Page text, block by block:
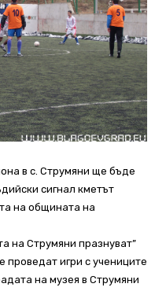
в с. Струмяни ще бъде
сигнал кметът
на общината на
на Струмяни празнуват”
игри с учениците
на музея в Струмяни